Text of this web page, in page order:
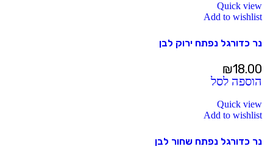
Quick view
Add to wishlist
נר כדורגל נפתח ירוק לבן
₪18.00
הוספה לסל
Quick view
Add to wishlist
נר כדורגל נפתח שחור לבן